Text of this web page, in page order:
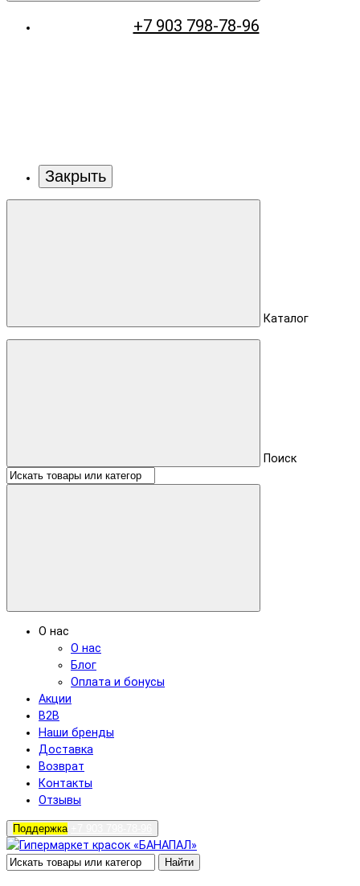
+7 903 798-78-96
Закрыть
Каталог
Поиск
О нас
О нас
Блог
Оплата и бонусы
Акции
B2B
Наши бренды
Доставка
Возврат
Контакты
Отзывы
Поддержка
Найти